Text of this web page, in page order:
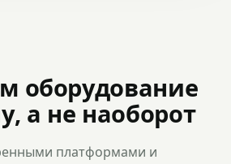
оборудование
а не наоборот
платформами и